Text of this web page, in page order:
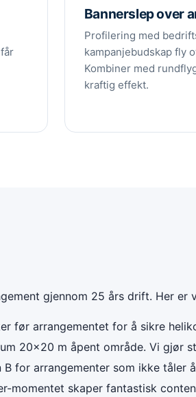
Bannerslep over
Profilering med
kampanjebudskap fly
Kombiner med
kraftig effekt.
gjennom 25 års drift. Her er
før arrangementet for å sikre
20×20 m åpent område. Vi gjør
for arrangementer som ikke tåler
momentet skaper fantastisk